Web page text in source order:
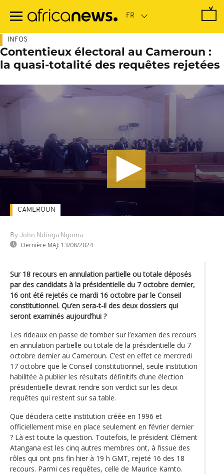
contenu
INFOS
Contentieux électoral au Cameroun :
la quasi-totalité des requêtes rejetées
By John Ndinga Ngoma
Dernière MAJ: 13/08/2024
CAMEROUN
Sur 18 recours en annulation partielle ou totale déposés
par des candidats à la présidentielle du 7 octobre dernier,
16 ont été rejetés ce mardi 16 octobre par le Conseil
constitutionnel. Qu’en sera-t-il des deux dossiers qui
seront examinés aujourd’hui ?
Les rideaux en passe de tomber sur l’examen des recours
en annulation partielle ou totale de la présidentielle du 7
octobre dernier au Cameroun. C’est en effet ce mercredi
17 octobre que le Conseil constitutionnel, seule institution
habilitée à publier les résultats définitifs d’une élection
présidentielle devrait rendre son verdict sur les deux
requêtes qui restent sur sa table.
Que décidera cette institution créée en 1996 et
officiellement mise en place seulement en février dernier
? Là est toute la question. Toutefois, le président Clément
Atangana est les cinq autres membres ont, à l’issue des
rôles qui ont pris fin hier à 19 h GMT, rejeté 16 des 18
recours. Parmi ces requêtes, celle de Maurice Kamto.